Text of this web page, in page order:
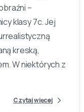
–
klasy 7c. Jej
kreską,
W niektórych z
Czytaj więcej